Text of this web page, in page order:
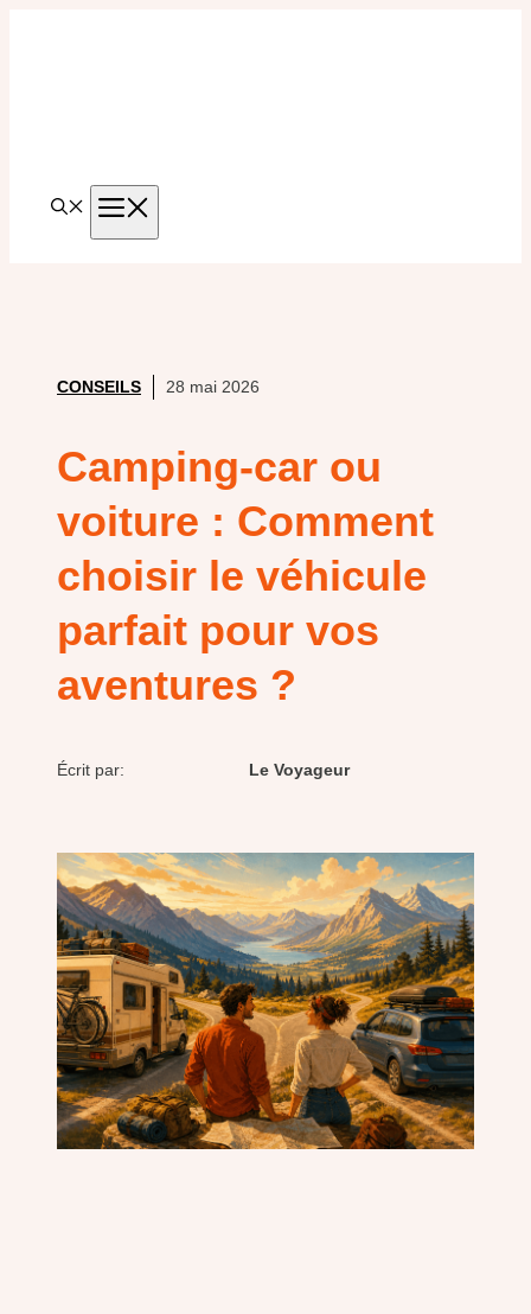
CONSEILS 28 mai 2026
Camping-car ou
voiture : Comment
choisir le véhicule
parfait pour vos
aventures ?
Écrit par: Le Voyageur